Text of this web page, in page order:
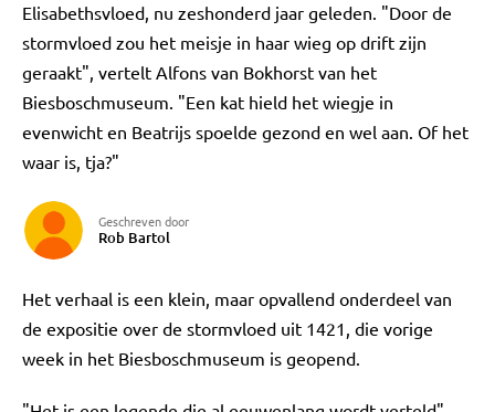
Elisabethsvloed, nu zeshonderd jaar geleden. "Door de
stormvloed zou het meisje in haar wieg op drift zijn
geraakt", vertelt Alfons van Bokhorst van het
Biesboschmuseum. "Een kat hield het wiegje in
evenwicht en Beatrijs spoelde gezond en wel aan. Of het
waar is, tja?"
Geschreven door
Rob Bartol
Het verhaal is een klein, maar opvallend onderdeel van
de expositie over de stormvloed uit 1421, die vorige
week in het Biesboschmuseum is geopend.